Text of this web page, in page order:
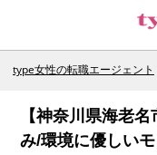
type女性の転職エージェント
【神奈川県海⽼
み/環境に優しい